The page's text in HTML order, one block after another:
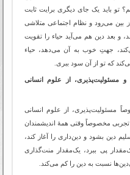
تو باید یک جای دیگری برایت ثابت
بین می‌رود و نظام اجتماعی متلاشی
و بعد دین هم می‌آید حیاء را تقویت
جهتِ خوب به آن می‌دهد، حیاء
که تو از آن سود ببری.
مسئولیت‌پذیری، از علوم انسانی
مسئولیت‌پذیری، از علوم انسانی
تجربی مخصوصاً وقتی همۀ اندیشمندان
دین بشود و دین‌داری را آغاز کند،
پی ببرد، یک‌مقدار منت‌گذاری
نسبت به دین را کم می‌کند.